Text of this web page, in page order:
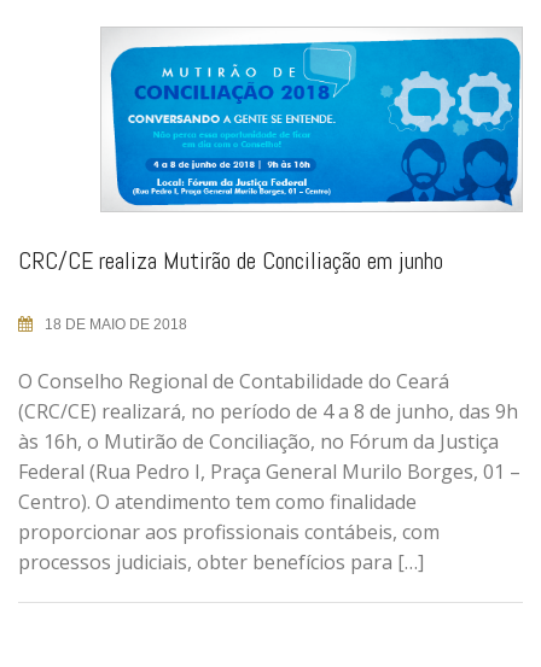
CRC/CE realiza Mutirão de Conciliação em junho
18 DE MAIO DE 2018
O Conselho Regional de Contabilidade do Ceará
(CRC/CE) realizará, no período de 4 a 8 de junho, das 9h
às 16h, o Mutirão de Conciliação, no Fórum da Justiça
Federal (Rua Pedro I, Praça General Murilo Borges, 01 –
Centro). O atendimento tem como finalidade
proporcionar aos profissionais contábeis, com
processos judiciais, obter benefícios para […]